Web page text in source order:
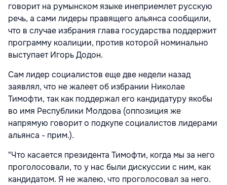
говорит на румынском языке инеприемлет русскую
речь, а сами лидеры правящего альянса сообщили,
что в случае избрания глава государства поддержит
программу коалиции, против которой номинально
выступает Игорь Додон.
Сам лидер социалистов еще две недели назад
заявлял, что не жалеет об избрании Николае
Тимофти, так как поддержал его кандидатуру якобы
во имя Республики Молдова (оппозиция же
напрямую говорит о подкупе социалистов лидерами
альянса - прим.).
"Что касается президента Тимофти, когда мы за него
проголосовали, то у нас были дискуссии с ним, как
кандидатом. Я не жалею, что проголосовал за него.